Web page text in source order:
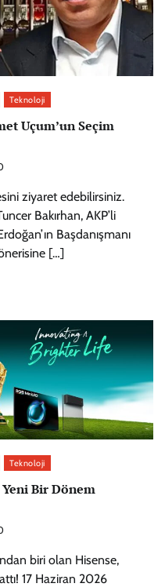
Teknoloji
Uçum’un Seçim
ziyaret edebilirsiniz.
Bakırhan, AKP’li
Başdanışmanı
[…]
Teknoloji
Bir Dönem
biri olan Hisense,
17 Haziran 2026